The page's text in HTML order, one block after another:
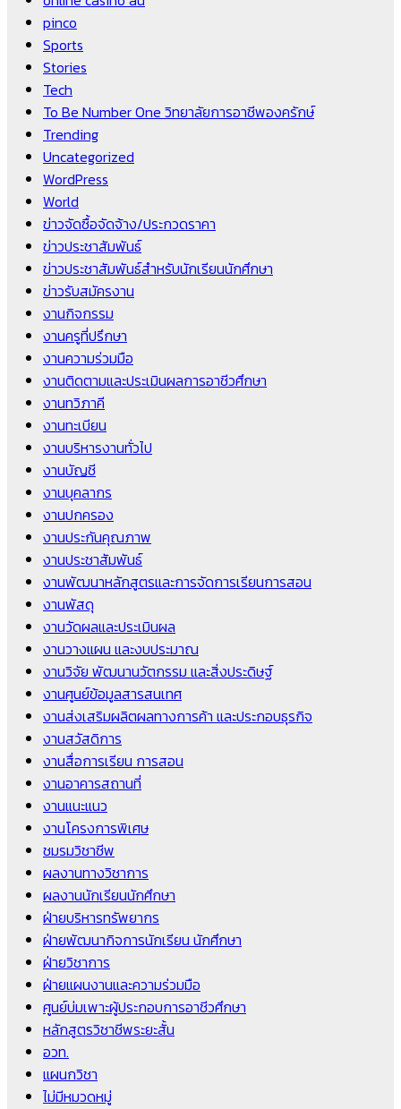
pinco
Sports
Stories
Tech
To Be Number One วิทยาลัยการอาชีพองครักษ์
Trending
Uncategorized
WordPress
World
ข่าวจัดซื้อจัดจ้าง/ประกวดราคา
ข่าวประชาสัมพันธ์
ข่าวประชาสัมพันธ์สำหรับนักเรียนนักศึกษา
ข่าวรับสมัครงาน
งานกิจกรรม
งานครูที่ปรึกษา
งานความร่วมมือ
งานติดตามและประเมินผลการอาชีวศึกษา
งานทวิภาคี
งานทะเบียน
งานบริหารงานทั่วไป
งานบัญชี
งานบุคลากร
งานปกครอง
งานประกันคุณภาพ
งานประชาสัมพันธ์
งานพัฒนาหลักสูตรและการจัดการเรียนการสอน
งานพัสดุ
งานวัดผลและประเมินผล
งานวางแผน และงบประมาณ
งานวิจัย พัฒนานวัตกรรม และสิ่งประดิษฐ์
งานศูนย์ข้อมูลสารสนเทศ
งานส่งเสริมผลิตผลทางการค้า และประกอบธุรกิจ
งานสวัสดิการ
งานสื่อการเรียน การสอน
งานอาคารสถานที่
งานแนะแนว
งานโครงการพิเศษ
ชมรมวิชาชีพ
ผลงานทางวิชาการ
ผลงานนักเรียนนักศึกษา
ฝ่ายบริหารทรัพยากร
ฝ่ายพัฒนากิจการนักเรียน นักศึกษา
ฝ่ายวิชาการ
ฝ่ายแผนงานและความร่วมมือ
ศูนย์บ่มเพาะผู้ประกอบการอาชีวศึกษา
หลักสูตรวิชาชีพระยะสั้น
อวท.
แผนกวิชา
ไม่มีหมวดหมู่